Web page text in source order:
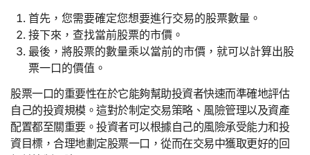
首先，您需要確定您想要進行交易的股票數量。
接下來，查找當前股票的市價。
最後，將股票的數量乘以當前的市價，就可以計算出股
票一口的價值。
股票一口的重要性在於它能夠幫助投資者快速而準確地評估
自己的投資規模。這對於制定交易策略、風險管理以及資產
配置都至關重要。投資者可以根據自己的風險承受能力和投
資目標，合理地劃定股票一口，從而在交易中獲取更好的回